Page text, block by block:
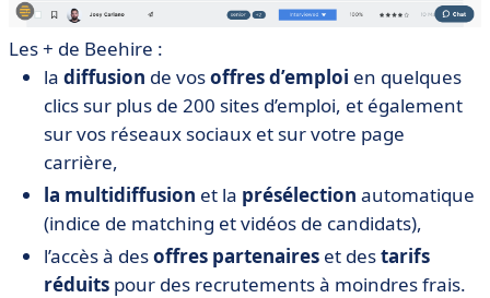
Les + de Beehire :
la diffusion de vosoffres d’emploi en quelques
clics sur plus de 200 sites d’emploi, et également
sur vos réseaux sociaux et sur votre page
carrière,
la multidiffusion et la présélection automatique
(indice de matching et vidéos de candidats),
l’accès à desoffres partenaires et destarifs
réduits pour des recrutements à moindres frais.